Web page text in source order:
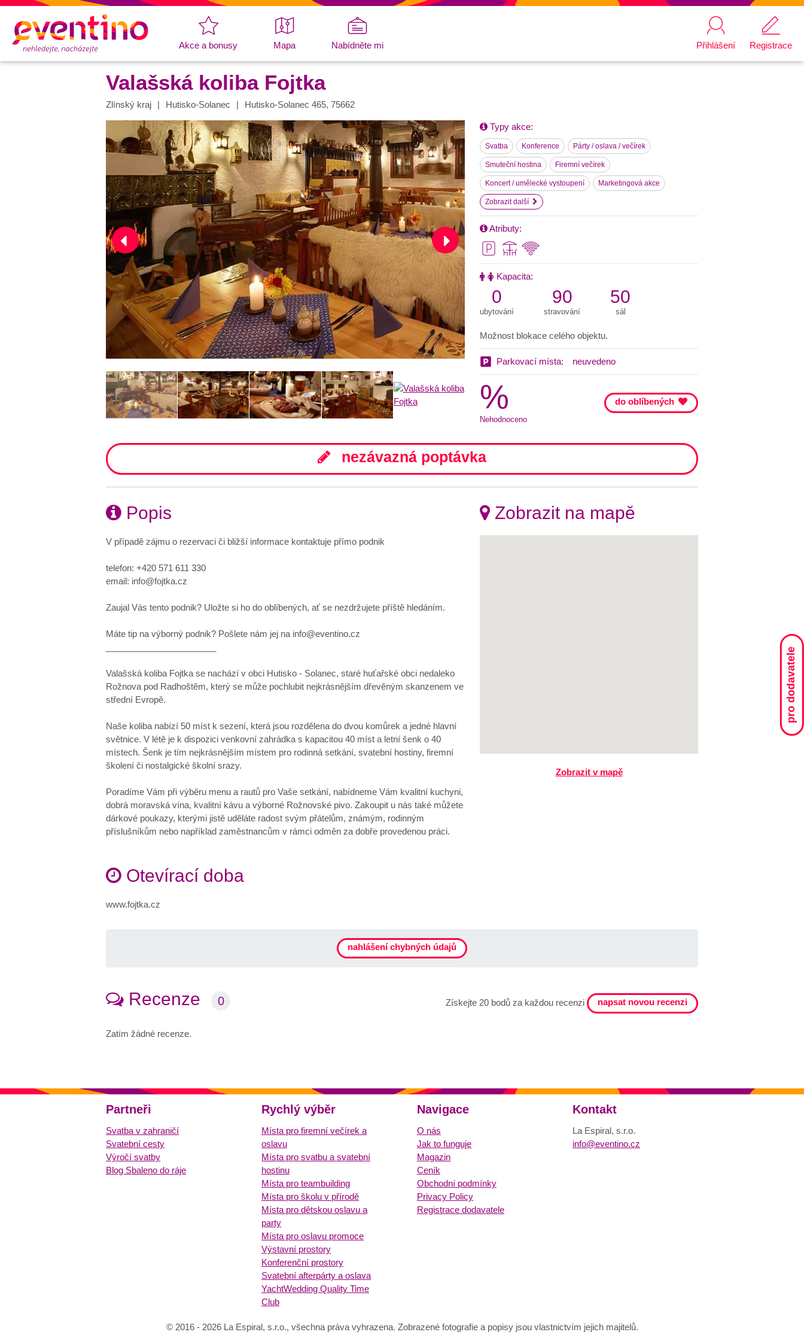
Akce a bonusy Mapa Nabídněte mi Přihlášení Registrace
Valašská koliba Fojtka
Zlínský kraj Hutisko-Solanec Hutisko-Solanec 465, 75662
Typy akce:
Svatba Konference Párty / oslava / večírek
Smuteční hostina Firemní večírek
Koncert / umělecké vystoupení Marketingová akce
Zobrazit další
Atributy:
Kapacita:
0
ubytování
90
stravování
50
sál
Možnost blokace celého objektu.
Parkovací místa: neuvedeno
%
Nehodnoceno
do oblíbených
nezávazná poptávka
Popis
V případě zájmu o rezervaci či bližší informace kontaktuje přímo podnik
telefon: +420 571 611 330
email: info@fojtka.cz
Zaujal Vás tento podnik? Uložte si ho do oblíbených, ať se nezdržujete příště hledáním.
Máte tip na výborný podnik? Pošlete nám jej na info@eventino.cz
Valašská koliba Fojtka se nachází v obci Hutisko - Solanec, staré huťařské obci nedaleko
Rožnova pod Radhoštěm, který se může pochlubit nejkrásnějším dřevěným skanzenem ve
střední Evropě.
Naše koliba nabízí 50 míst k sezení, která jsou rozdělena do dvou komůrek a jedné hlavní
světnice. V létě je k dispozici venkovní zahrádka s kapacitou 40 míst a letní šenk o 40
místech. Šenk je tím nejkrásnějším místem pro rodinná setkání, svatební hostiny, firemní
školení či nostalgické školní srazy.
Poradíme Vám při výběru menu a rautů pro Vaše setkání, nabídneme Vám kvalitní kuchyni,
dobrá moravská vína, kvalitní kávu a výborné Rožnovské pivo. Zakoupit u nás také můžete
dárkové poukazy, kterými jistě uděláte radost svým přátelům, známým, rodinným
příslušníkům nebo například zaměstnancům v rámci odměn za dobře provedenou práci.
Otevírací doba
www.fojtka.cz
Zobrazit na mapě
Zobrazit v mapě
nahlášení chybných údajů
Recenze 0 Získejte 20 bodů za každou recenzi napsat novou recenzi
Zatím žádné recenze.
Partneři
Svatba v zahraničí
Svatební cesty
Výročí svatby
Blog Sbaleno do ráje
Rychlý výběr
Místa pro firemní večírek a
oslavu
Místa pro svatbu a svatební
hostinu
Místa pro teambuilding
Místa pro školu v přírodě
Místa pro dětskou oslavu a
party
Místa pro oslavu promoce
Výstavní prostory
Konferenční prostory
Svatební afterpárty a oslava
YachtWedding Quality Time
Club
Navigace
O nás
Jak to funguje
Magazin
Ceník
Obchodní podmínky
Privacy Policy
Registrace dodavatele
Kontakt
La Espiral, s.r.o.
info@eventino.cz
© 2016 - 2026 La Espiral, s.r.o., všechna práva vyhrazena. Zobrazené fotografie a popisy jsou vlastnictvím jejich majitelů.
pro dodavatele